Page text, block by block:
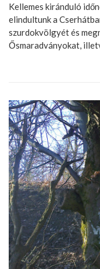
Kellemes kiránduló
elindultunk a
szurdokvölgyét és
Ősmaradványokat,